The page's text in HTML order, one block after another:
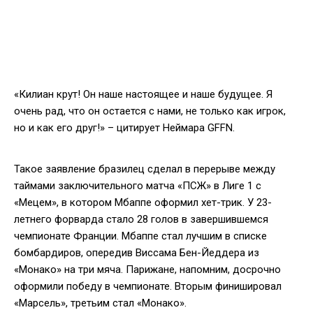
«Килиан крут! Он наше настоящее и наше будущее. Я
очень рад, что он остается с нами, не только как игрок,
но и как его друг!» – цитирует Неймара GFFN.
Такое заявление бразилец сделал в перерыве между
таймами заключительного матча «ПСЖ» в Лиге 1 с
«Мецем», в котором Мбаппе оформил хет-трик. У 23-
летнего форварда стало 28 голов в завершившемся
чемпионате Франции. Мбаппе стал лучшим в списке
бомбардиров, опередив Виссама Бен-Йеддера из
«Монако» на три мяча. Парижане, напомним, досрочно
оформили победу в чемпионате. Вторым финишировал
«Марсель», третьим стал «Монако».